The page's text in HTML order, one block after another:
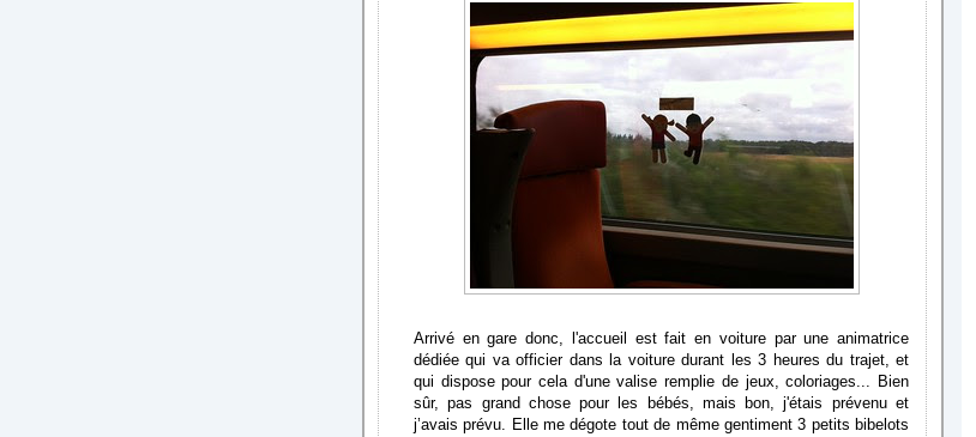
Arrivé en gare donc, l'accueil est fait en voiture par une animatrice
dédiée qui va officier dans la voiture durant les 3 heures du trajet, et
qui dispose pour cela d'une valise remplie de jeux, coloriages... Bien
sûr, pas grand chose pour les bébés, mais bon, j'étais prévenu et
j’avais prévu. Elle me dégote tout de même gentiment 3 petits bibelots